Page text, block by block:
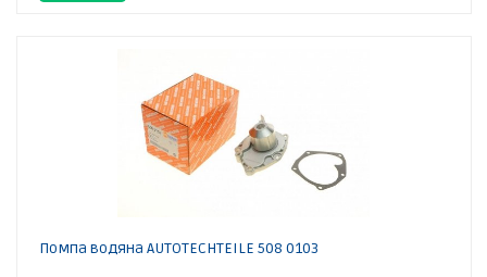
Помпа водяна AUTOTECHTEILE 508 0103